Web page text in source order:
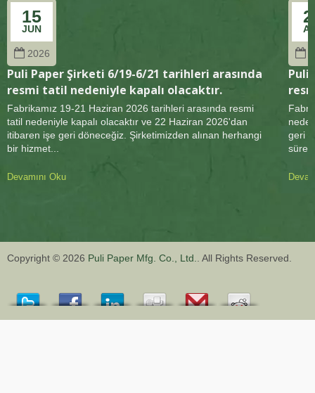
15
JUN
2026
Puli Paper Şirketi 6/19-6/21 tarihleri arasında
resmi tatil nedeniyle kapalı olacaktır.
Fabrikamız 19-21 Haziran 2026 tarihleri arasında resmi
tatil nedeniyle kapalı olacaktır ve 22 Haziran 2026'dan
itibaren işe geri döneceğiz. Şirketimizden alınan herhangi
bir hizmet...
Devamını Oku
Puli
geri
Copyright © 2026 Puli Paper Mfg. Co., Ltd.. All Rights Reserved.